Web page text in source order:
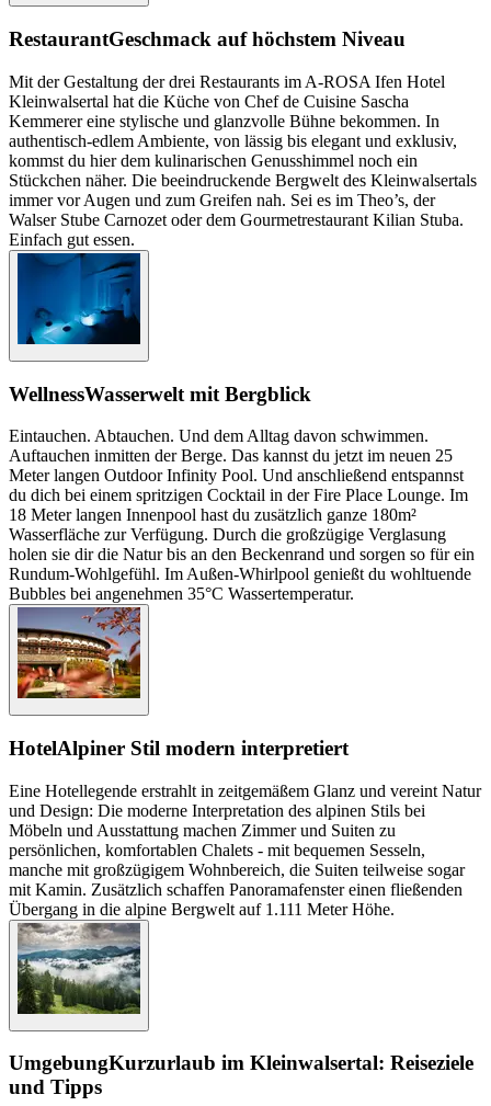
RestaurantGeschmack auf höchstem Niveau
Mit der Gestaltung der drei Restaurants im A-ROSA Ifen Hotel
Kleinwalsertal hat die Küche von Chef de Cuisine Sascha
Kemmerer eine stylische und glanzvolle Bühne bekommen. In
authentisch-edlem Ambiente, von lässig bis elegant und exklusiv,
kommst du hier dem kulinarischen Genusshimmel noch ein
Stückchen näher. Die beeindruckende Bergwelt des Kleinwalsertals
immer vor Augen und zum Greifen nah. Sei es im Theo’s, der
Walser Stube Carnozet oder dem Gourmetrestaurant Kilian Stuba.
Einfach gut essen.
WellnessWasserwelt mit Bergblick
Eintauchen. Abtauchen. Und dem Alltag davon schwimmen.
Auftauchen inmitten der Berge. Das kannst du jetzt im neuen 25
Meter langen Outdoor Infinity Pool. Und anschließend entspannst
du dich bei einem spritzigen Cocktail in der Fire Place Lounge. Im
18 Meter langen Innenpool hast du zusätzlich ganze 180m²
Wasserfläche zur Verfügung. Durch die großzügige Verglasung
holen sie dir die Natur bis an den Beckenrand und sorgen so für ein
Rundum-Wohlgefühl. Im Außen-Whirlpool genießt du wohltuende
Bubbles bei angenehmen 35°C Wassertemperatur.
HotelAlpiner Stil modern interpretiert
Eine Hotellegende erstrahlt in zeitgemäßem Glanz und vereint Natur
und Design: Die moderne Interpretation des alpinen Stils bei
Möbeln und Ausstattung machen Zimmer und Suiten zu
persönlichen, komfortablen Chalets - mit bequemen Sesseln,
manche mit großzügigem Wohnbereich, die Suiten teilweise sogar
mit Kamin. Zusätzlich schaffen Panoramafenster einen fließenden
Übergang in die alpine Bergwelt auf 1.111 Meter Höhe.
UmgebungKurzurlaub im Kleinwalsertal: Reiseziele
und Tipps